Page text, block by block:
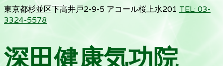
東京都杉並区下高井戸2-9-5 アコール桜上水201 TEL: 03-
3324-5578
深田健康気功院